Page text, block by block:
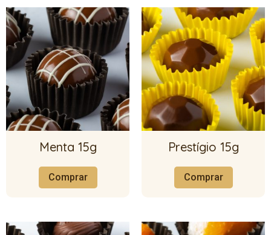
Menta 15g
Comprar
Prestígio 15g
Comprar